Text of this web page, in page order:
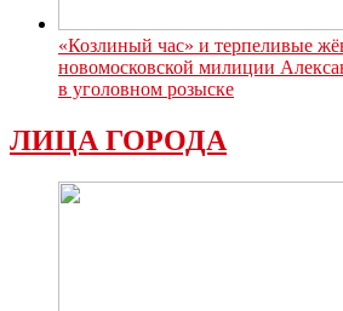
«Козлиный час» и терпеливые
новомосковской милиции
в уголовном розыске
ЛИЦА ГОРОДА